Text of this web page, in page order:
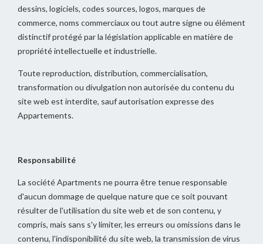
dessins, logiciels, codes sources, logos, marques de
commerce, noms commerciaux ou tout autre signe ou élément
distinctif protégé par la législation applicable en matière de
propriété intellectuelle et industrielle.
Toute reproduction, distribution, commercialisation,
transformation ou divulgation non autorisée du contenu du
site web est interdite, sauf autorisation expresse des
Appartements.
Responsabilité
La société Apartments ne pourra être tenue responsable
d'aucun dommage de quelque nature que ce soit pouvant
résulter de l'utilisation du site web et de son contenu, y
compris, mais sans s'y limiter, les erreurs ou omissions dans le
contenu, l'indisponibilité du site web, la transmission de virus